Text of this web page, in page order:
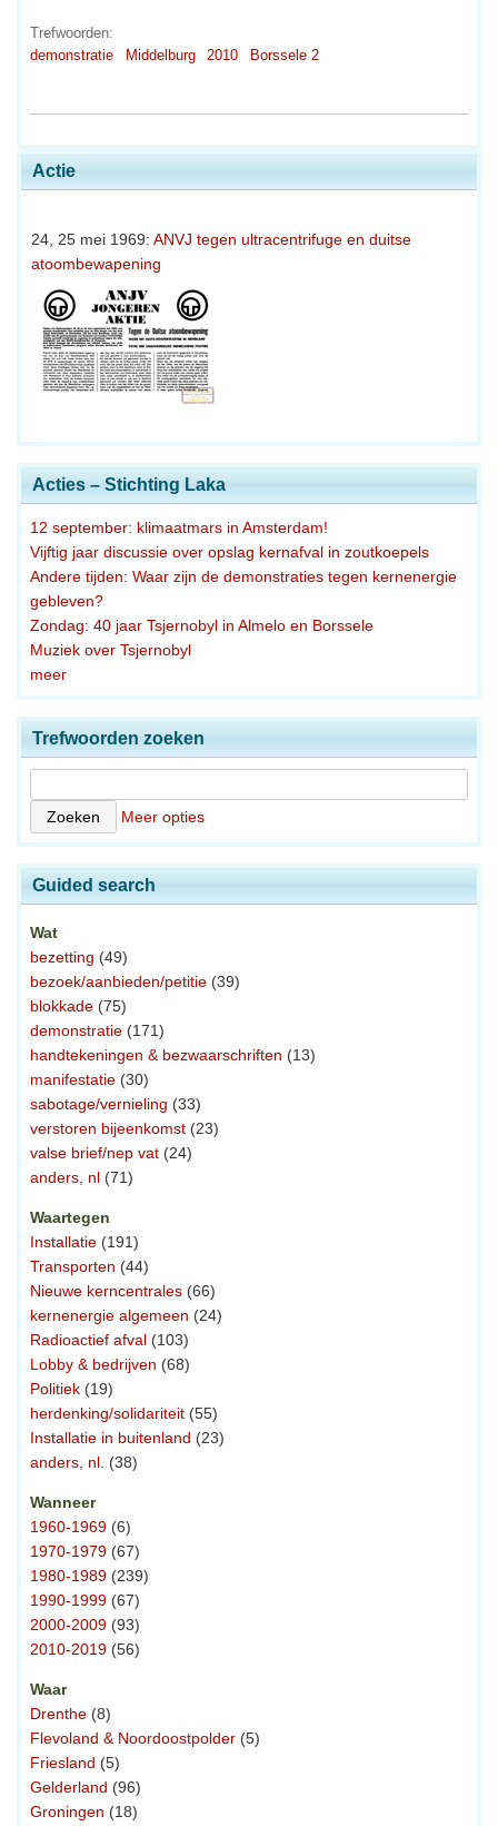
Actie
24, 25 mei 1969: ANVJ tegen ultracentrifuge en duitse
atoombewapening
Acties – Stichting Laka
12 september: klimaatmars in Amsterdam!
Vijftig jaar discussie over opslag kernafval in zoutkoepels
Andere tijden: Waar zijn de demonstraties tegen kernenergie
gebleven?
Zondag: 40 jaar Tsjernobyl in Almelo en Borssele
Muziek over Tsjernobyl
meer
Trefwoorden:
demonstratie
Middelburg 2010 Borssele 2
Trefwoorden zoeken
Meer opties
Guided search
Wat
bezetting (49)
bezoek/aanbieden/petitie (39)
blokkade (75)
demonstratie (171)
handtekeningen & bezwaarschriften (13)
manifestatie (30)
sabotage/vernieling (33)
verstoren bijeenkomst (23)
valse brief/nep vat (24)
anders, nl (71)
Waartegen
Installatie (191)
Transporten (44)
Nieuwe kerncentrales (66)
kernenergie algemeen (24)
Radioactief afval (103)
Lobby & bedrijven (68)
Politiek (19)
herdenking/solidariteit (55)
Installatie in buitenland (23)
anders, nl. (38)
Wanneer
1960-1969 (6)
1970-1979 (67)
1980-1989 (239)
1990-1999 (67)
2000-2009 (93)
2010-2019 (56)
Waar
Drenthe (8)
Flevoland & Noordoostpolder (5)
Friesland (5)
Gelderland (96)
Groningen (18)